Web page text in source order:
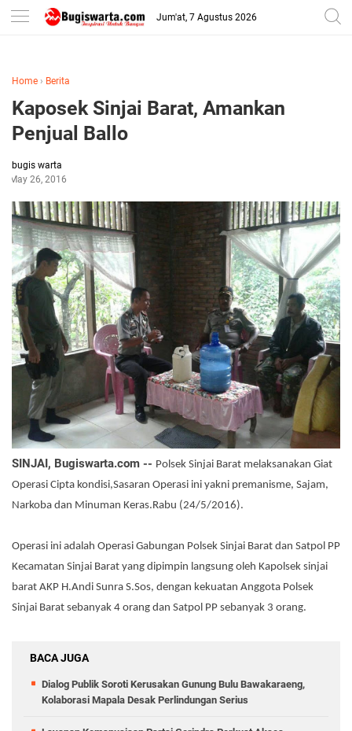
-->
Jum'at, 7 Agustus 2026
Home › Berita
Kaposek Sinjai Barat, Amankan
Penjual Ballo
bugis warta
May 26, 2016
SINJAI, Bugiswarta.com -- Polsek Sinjai Barat melaksanakan Giat
Operasi Cipta kondisi,Sasaran Operasi ini yakni premanisme, Sajam,
Narkoba dan Minuman Keras.Rabu (24/5/2016).
Operasi ini adalah Operasi Gabungan Polsek Sinjai Barat dan Satpol PP
Kecamatan Sinjai Barat yang dipimpin langsung oleh Kapolsek sinjai
barat AKP H.Andi Sunra S.Sos, dengan kekuatan Anggota Polsek
Sinjai Barat sebanyak 4 orang dan Satpol PP sebanyak 3 orang.
BACA JUGA
Dialog Publik Soroti Kerusakan Gunung Bulu Bawakaraeng,
Kolaborasi Mapala Desak Perlindungan Serius